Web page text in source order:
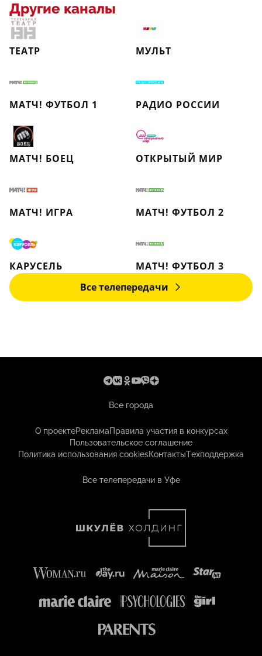
Другие каналы
ТЕАТР МУЛЬТ
МАТЧ! ФУТБОЛ 1 РАДИО РОССИИ
МАТЧ! БОЕЦ ОТКРЫТЫЙ МИР
МАТЧ! ИГРА МАТЧ! ФУТБОЛ 2
КАРУСЕЛЬ
МАТЧ! ФУТБОЛ 3
Все телепередачи
Все города
О проектеРекламаПравила участия в конкурсах
Пользовательское соглашение
Политика использования cookiesКонтактыТехподдержка
Все телепередачи в Уфе